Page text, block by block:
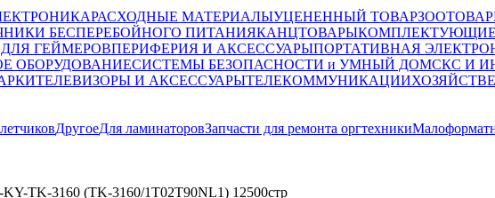
РАСХОДНЫЕ МАТЕРИАЛЫУЦЕНЕННЫЙ ТОВАР
БЕСПЕРЕБОЙНОГО ПИТАНИЯКАНЦТОВАРЫ
ГЕЙМЕРОВПЕРИФЕРИЯ И АКСЕССУАРЫПОРТАТИВНАЯ
ОБОРУДОВАНИЕСИСТЕМЫ БЕЗОПАСНОСТИ и УМНЫЙ ДОМСКС И
ТЕЛЕВИЗОРЫ И АКСЕССУАРЫТЕЛЕКОММУНИКАЦИИ
ДругоеДля ламинаторовЗапчасти для ремонта оргтехники
TK-3160 (TK-3160/1T02T90NL1) 12500стр